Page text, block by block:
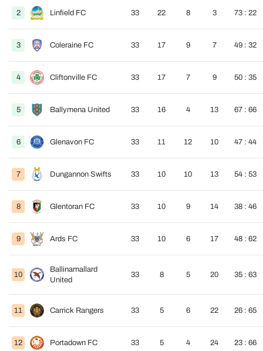
2 Linfield FC 33 22 8 3 73 : 22
3 Coleraine FC 33 17 9 7 49 : 32
4 Cliftonville FC 33 17 7 9 50 : 35
5 Ballymena United 33 16 4 13 67 : 66
6 Glenavon FC 33 11 12 10 47 : 44
7 Dungannon Swifts 33 10 10 13 54 : 53
8 Glentoran FC 33 10 9 14 38 : 46
9 Ards FC 33 10 6 17 48 : 62
10
Ballinamallard
United
33 8 5 20 35 : 63
11 Carrick Rangers 33 5 6 22 26 : 65
12 Portadown FC 33 5 4 24 23 : 66